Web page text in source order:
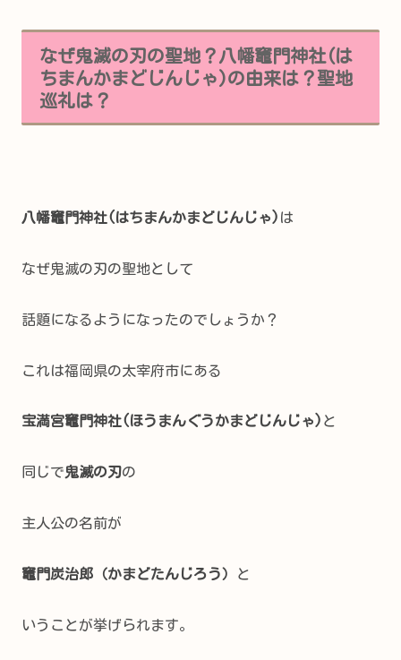
なぜ鬼滅の刃の聖地？八幡竈門神社(は
ちまんかまどじんじゃ)の由来は？聖地
巡礼は？
八幡竈門神社(はちまんかまどじんじゃ) は
なぜ鬼滅の刃の聖地として
話題になるようになったのでしょうか？
これは福岡県の太宰府市にある
宝満宮竈門神社(ほうまんぐうかまどじんじゃ) と
同じで鬼滅の刃の
主人公の名前が
竈門炭治郎（かまどたんじろう） と
いうことが挙げられます。